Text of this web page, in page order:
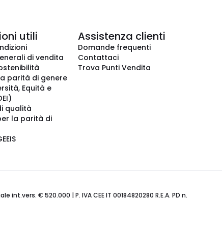
utili
di vendita
parità di genere
Equità e
qualità
la parità di
Assistenza clienti
Domande frequenti
Contattaci
Trova Punti Vendita
int.vers. € 520.000 | P. IVA CEE IT 00184820280 R.E.A. PD n.